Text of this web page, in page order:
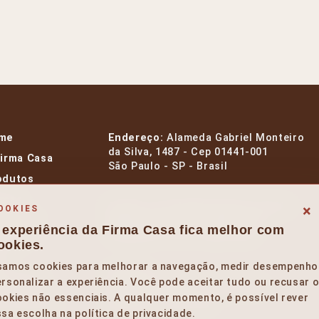
Casa
Conosco
Endereço: Alameda Gabriel Monteiro
da Silva, 1487 - Cep 01441-001
São Paulo - SP - Brasil
Telefone:+55 11 3385 9595
Horários:
Segunda a Sexta – 10 às 19h.
Sábado – 10 às 14h.
×
experiência da Firma Casa fica melhor com
cookies para melhorar a navegação, medir
a experiência. Você pode aceitar tudo ou recusar
não essenciais. A qualquer momento, é possível rever
escolha na política de privacidade.